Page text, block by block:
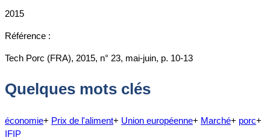
2015
Référence :
Tech Porc (FRA), 2015, n° 23, mai-juin, p. 10-13
Quelques mots clés
économie+ Prix de l'aliment+ Union européenne+ Marché+ porc+
IFIP